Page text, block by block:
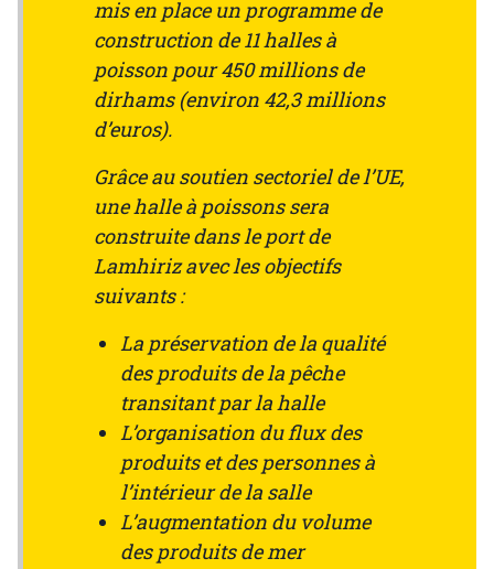
mis en place un programme de
construction de 11 halles à
poisson pour 450 millions de
dirhams (environ 42,3 millions
d’euros).
Grâce au soutien sectoriel de l’UE,
une halle à poissons sera
construite dans le port de
Lamhiriz avec les objectifs
suivants :
La préservation de la qualité
des produits de la pêche
transitant par la halle
L’organisation du flux des
produits et des personnes à
l’intérieur de la salle
L’augmentation du volume
des produits de mer